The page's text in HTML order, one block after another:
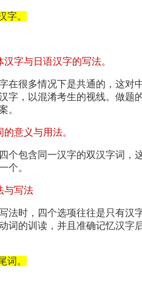
字。
字与日语汉字的写法。
很多情况下是共通的，这对
字，以混淆考生的视线。做题
。
意义与用法。
包含同一汉字的双汉字词，
个。
与写法
时，四个选项往往是只有汉
词的训读，并且准确记忆汉字
词。